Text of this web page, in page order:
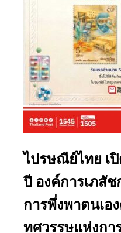
ไปรษณีย์ไทย เ
ปี องค์การเภสั
การพึ่งพาตนเอ
ทศวรรษแห่งก